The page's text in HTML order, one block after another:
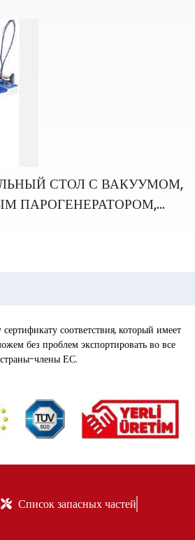
СТОЛ С ВАКУУМОМ,
ПАРОГЕНЕРАТОРОМ,
соответствия, который имеет
без проблем экспортировать во все
страны-члены ЕС.
Список запасных частей